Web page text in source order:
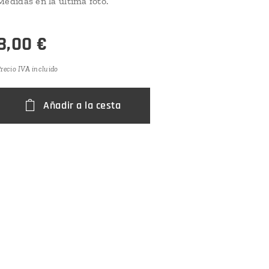
€
IVA incluido
Añadir a la cesta